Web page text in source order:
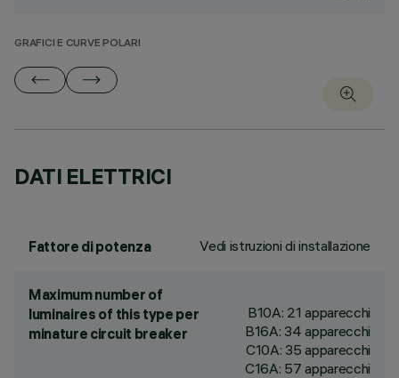
GRAFICI E CURVE POLARI
DATI ELETTRICI
Fattore di potenza Vedi istruzioni di installazione
Maximum number of
luminaires of this type per
minature circuit breaker
B10A: 21 apparecchi
B16A: 34 apparecchi
C10A: 35 apparecchi
C16A: 57 apparecchi